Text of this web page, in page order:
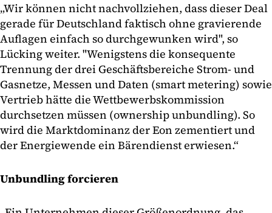
„Wir können nicht nachvollziehen, dass dieser Deal
gerade für Deutschland faktisch ohne gravierende
Auflagen einfach so durchgewunken wird", so
Lücking weiter. "Wenigstens die konsequente
Trennung der drei Geschäftsbereiche Strom- und
Gasnetze, Messen und Daten (smart metering) sowie
Vertrieb hätte die Wettbewerbskommission
durchsetzen müssen (ownership unbundling). So
wird die Marktdominanz der Eon zementiert und
der Energiewende ein Bärendienst erwiesen.“
Unbundling forcieren